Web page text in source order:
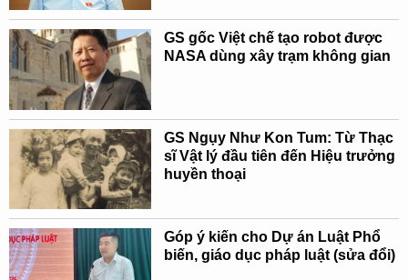
GS gốc Việt chế tạo robot được
NASA dùng xây trạm không gian
GS Ngụy Như Kon Tum: Từ Thạc
sĩ Vật lý đầu tiên đến Hiệu trưởng
huyền thoại
Góp ý kiến cho Dự án Luật Phổ
biến, giáo dục pháp luật (sửa đổi)